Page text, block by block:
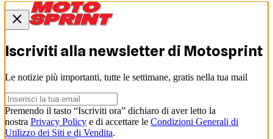
Iscriviti alla newsletter di Motosprint
Le notizie più importanti, tutte le settimane, gratis nella tua mail
Premendo il tasto “Iscriviti ora” dichiaro di aver letto la
nostra Privacy Policy e di accettare le Condizioni Generali di
Utilizzo dei Siti e di Vendita.